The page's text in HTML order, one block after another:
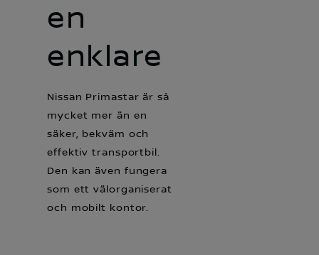
en
enklare
Nissan Primastar är så
mycket mer än en
säker, bekväm och
effektiv transportbil.
Den kan även fungera
som ett välorganiserat
och mobilt kontor.